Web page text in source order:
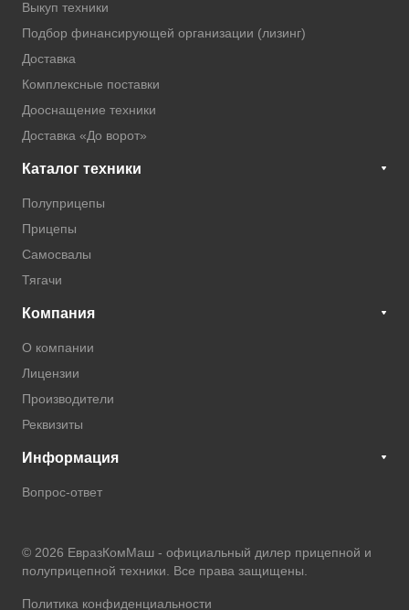
Выкуп техники
Подбор финансирующей организации (лизинг)
Доставка
Комплексные поставки
Дооснащение техники
Доставка «До ворот»
Каталог техники
Полуприцепы
Прицепы
Самосвалы
Тягачи
Компания
О компании
Лицензии
Производители
Реквизиты
Информация
Вопрос-ответ
© 2026 ЕвразКомМаш - официальный дилер прицепной и
полуприцепной техники . Все права защищены.
Политика конфиденциальности